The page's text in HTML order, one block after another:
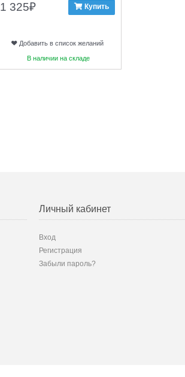
1 325₽ Купить
Добавить в список желаний
В наличии на складе
Личный кабинет
Вход
Регистрация
Забыли пароль?